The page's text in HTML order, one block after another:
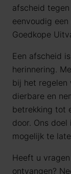
afscheid
eenvoudig
Goedkope
Een afscheid
herinnering.
bij het regelen
dierbare en
betrekking tot
door. Ons
mogelijk te
Heeft u
ontvangen?